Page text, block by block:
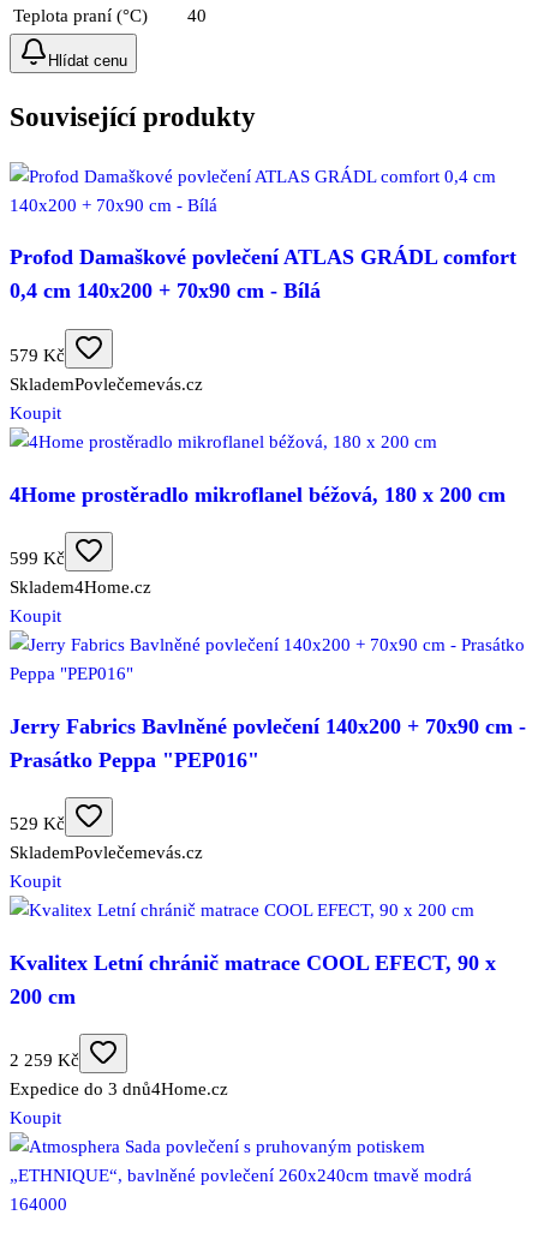
Teplota praní (°C)
40
Hlídat cenu
Související produkty
Profod Damaškové povlečení ATLAS GRÁDL comfort
0,4 cm 140x200 + 70x90 cm - Bílá
579 Kč
SklademPovlečemevás.cz
Koupit
4Home prostěradlo mikroflanel béžová, 180 x 200 cm
599 Kč
Skladem4Home.cz
Koupit
Jerry Fabrics Bavlněné povlečení 140x200 + 70x90 cm -
Prasátko Peppa "PEP016"
529 Kč
SklademPovlečemevás.cz
Koupit
Kvalitex Letní chránič matrace COOL EFECT, 90 x
200 cm
2 259 Kč
Expedice do 3 dnů4Home.cz
Koupit